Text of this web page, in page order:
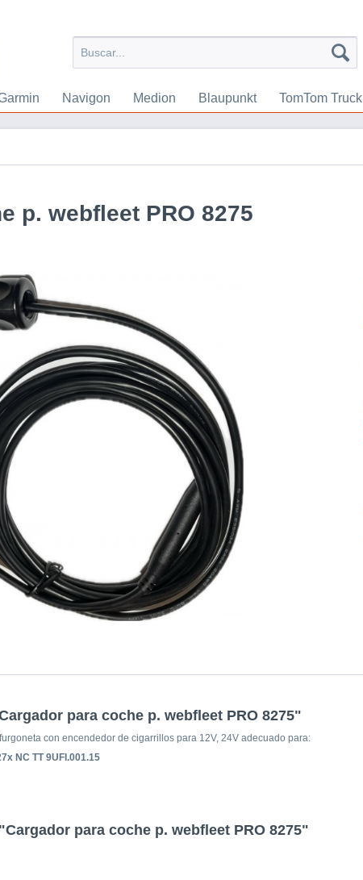
Navigon Medion Blaupunkt TomTom Truck
p. webfleet PRO 8275
para coche p. webfleet PRO 8275"
con encendedor de cigarrillos para 12V, 24V adecuado para:
NC TT 9UFI.001.15
para coche p. webfleet PRO 8275"